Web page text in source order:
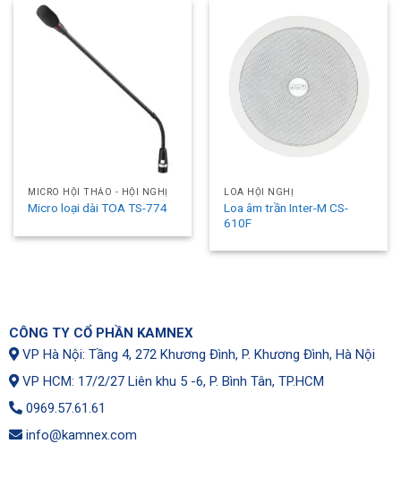
MICRO HỘI THẢO - HỘI NGHỊ
Micro loại dài TOA TS-774
LOA HỘI NGHỊ
Loa âm trần Inter-M CS-
610F
CÔNG TY CỔ PHẦN KAMNEX
VP Hà Nội: Tầng 4, 272 Khương Đình, P. Khương Đình, Hà Nội
VP HCM: 17/2/27 Liên khu 5 -6, P. Bình Tân, TP.HCM
0969.57.61.61
info@kamnex.com